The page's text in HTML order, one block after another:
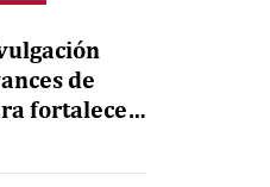
de
fortalecer
de
febriles